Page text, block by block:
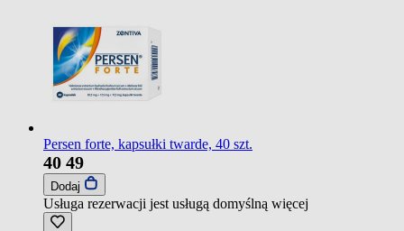
Persen forte, kapsułki twarde, 40 szt.
40 49
Dodaj
Usługa rezerwacji jest usługą domyślną więcej